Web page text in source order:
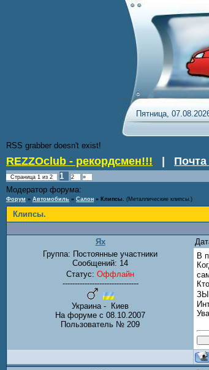
Пятница,
RSS grabber doesn't exist!
REZZOclub - рекордсмен!!!
Страница 1 из 2 1 2 »
Модератор форума:
Форум » Автомобиль » Салон » Клипсы. (Металлические клипсы.)
Клипсы.
Ях
Группа: Постоянные участники
Сообщений: 14
Статус: Оффлайн
-------------------------------
Украина - Киев
На форуме с 08.10.2007
Пользователь № 209
В